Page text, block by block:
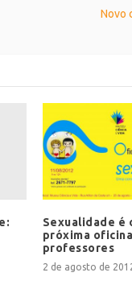
Novo
Sexualidade é
próxima
professores
2 de agosto de